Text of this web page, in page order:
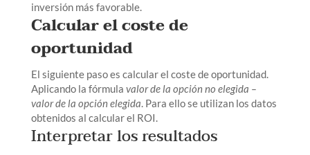
inversión más favorable.
Calcular el coste de
oportunidad
El siguiente paso es calcular el coste de oportunidad.
Aplicando la fórmula valor de la opción no elegida –
valor de la opción elegida. Para ello se utilizan los datos
obtenidos al calcular el ROI.
Interpretar los resultados